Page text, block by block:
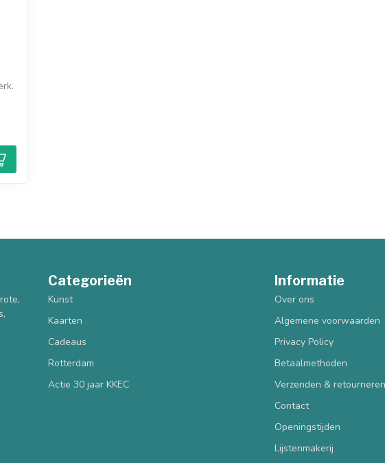
Categorieën
Kunst
Kaarten
Cadeaus
Rotterdam
Actie 30 jaar KKEC
Informatie
Over ons
Algemene voorwaarden
Privacy Policy
Betaalmethoden
Verzenden & retourneren
Contact
Openingstijden
Lijstenmakerij